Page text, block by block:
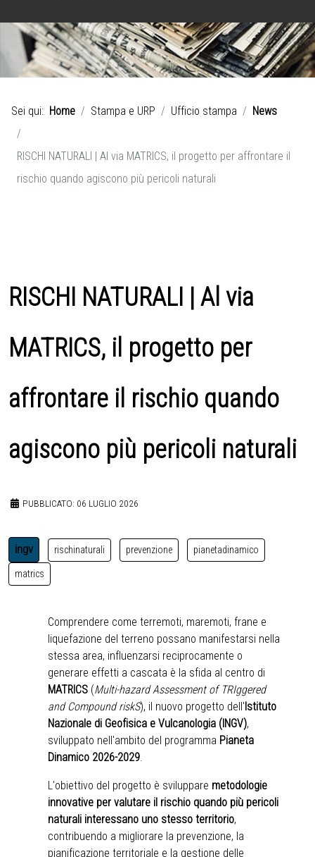
Sei qui: Home Stampa e URP Ufficio stampa News
RISCHI NATURALI | Al via MATRICS, il progetto per affrontare il
rischio quando agiscono più pericoli naturali
RISCHI NATURALI | Al via
MATRICS, il progetto per
affrontare il rischio quando
agiscono più pericoli naturali
PUBBLICATO: 06 LUGLIO 2026
ingv rischinaturali prevenzione pianetadinamico
matrics
Comprendere come terremoti, maremoti, frane e
liquefazione del terreno possano manifestarsi nella
stessa area, influenzarsi reciprocamente o
generare effetti a cascata è la sfida al centro di
MATRICS (Multi-hazard Assessment of TRIggered
and Compound riskS), il nuovo progetto dell' Istituto
Nazionale di Geofisica e Vulcanologia (INGV),
sviluppato nell'ambito del programma Pianeta
Dinamico 2026-2029.
L'obiettivo del progetto è sviluppare metodologie
innovative per valutare il rischio quando più pericoli
naturali interessano uno stesso territorio,
contribuendo a migliorare la prevenzione, la
pianificazione territoriale e la gestione delle